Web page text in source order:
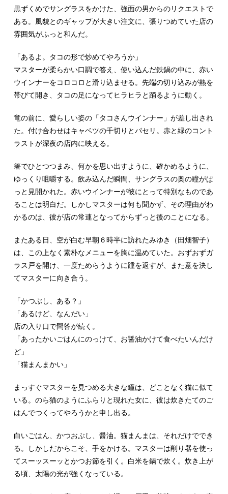
黒ずくめでサングラスをかけた、強面の男からのリクエストで
ある。風貌とのギャップが大きい注文に、張りつめていた店の
雰囲気がふっと和んだ。
「あるよ。タコの形で炒めてやろうか」
マスターが柔らかい口調で答え、使い込んだ鉄鍋の中に、赤い
ウインナーをコロコロと滑り込ませる。先端の切り込みが熱を
帯びて開き、タコの足になってヒラヒラと踊るように動く。
竜の前に、愛らしい姿の「タコさんウインナー」が差し出され
た。付け合わせはキャベツの千切りとパセリ。赤と緑のコント
ラストが深夜の店内に映える。
箸でひとつつまみ、何かを思い出すように、確かめるように、
ゆっくり咀嚼する。飲み込んだ瞬間、サングラスの奥の瞳がぱ
っと見開かれた。赤いウインナーが彼にとって特別なものであ
ることは明白だ。しかしマスターは何も聞かず、その理由がわ
かるのは、彼が店の常連となってからずっと後のことになる。
またある日、空が白む早朝６時半に訪れたみゆき（田畑智子）
は、この上なく素朴なメニューを胸に温めていた。おずおずガ
ラス戸を開け、一度ためらうように踵を返すが、また意を決し
てマスターに向き合う。
「かつぶし、ある？」
「あるけど、なんだい」
店の入り口で問答が続く。
「あったかいごはんにのっけて、お醤油かけて食べたいんだけ
ど」
「猫まんまかい」
まっすぐマスターを見つめる大きな瞳は、どことなく猫に似て
いる。のら猫のようにふらりと現れた女に、彼は炊きたてのご
はんでつくってやろうかと申し出る。
白いごはん、かつおぶし、醤油。猫まんまは、それだけででき
る。しかしだからこそ、手をかける。マスターは削り器を使っ
てスーッスーッとかつお節を引く。白米を鍋で炊く。炊き上が
る頃、太陽の光が強くなっている。